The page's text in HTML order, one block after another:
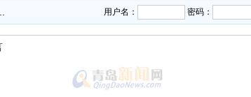
用户名： 密码：